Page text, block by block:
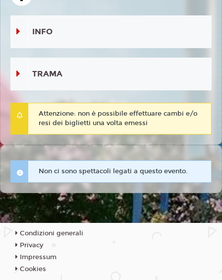
INFO
TRAMA
Attenzione: non è possibile effettuare cambi e/o
resi dei biglietti una volta emessi
Non ci sono spettacoli legati a questo evento.
Condizioni generali
Privacy
Impressum
Cookies